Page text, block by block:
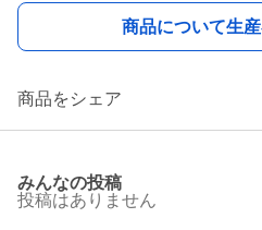
商品について生
商品をシェア
みんなの投稿
投稿はありません